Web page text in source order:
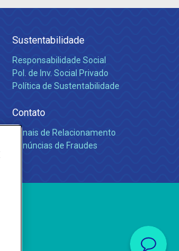
Sustentabilidade
Responsabilidade Social
Pol. de Inv. Social Privado
Política de Sustentabilidade
Contato
Canais de Relacionamento
Denúncias de Fraudes